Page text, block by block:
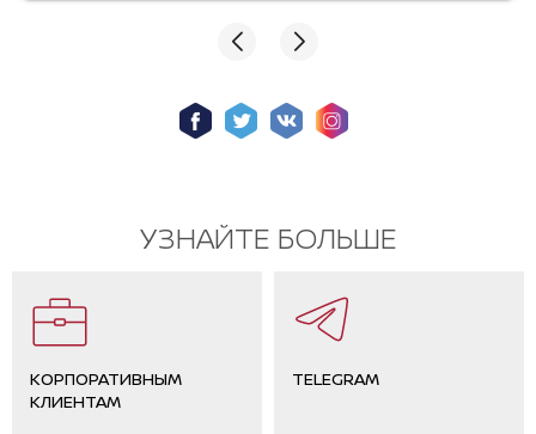
УЗНАЙТЕ БОЛЬШЕ
КОРПОРАТИВНЫМ
КЛИЕНТАМ
TELEGRAM